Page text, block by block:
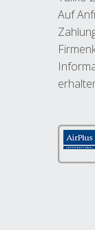
Auf